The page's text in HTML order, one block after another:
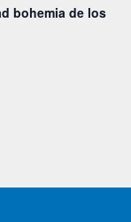
bohemia de los